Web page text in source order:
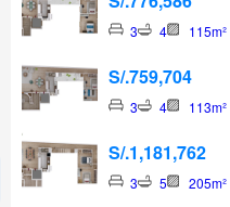
¡Te invitamos a
N°128,
de la Cuadra 20
3 4 115m²
S/.759,704
3 4 113m²
S/.1,181,762
3 5 205m²